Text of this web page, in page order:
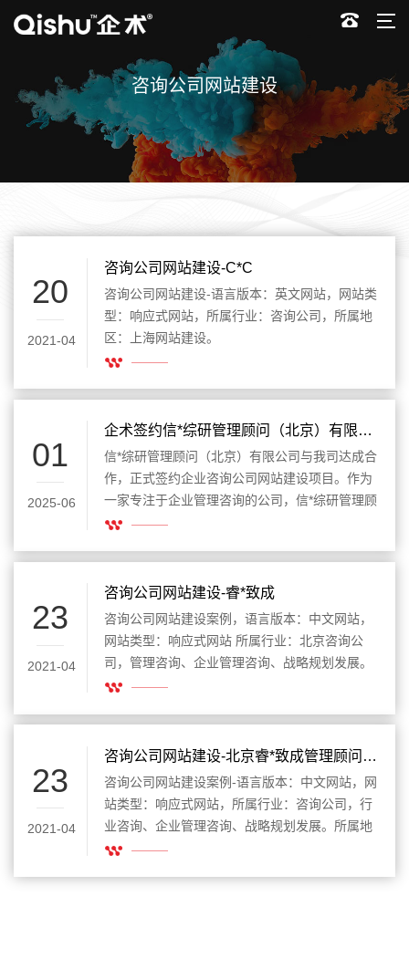
咨询公司网站建设
20
2021-04
咨询公司网站建设-C*C
咨询公司网站建设-语言版本：英文网站，网站类
型：响应式网站，所属行业：咨询公司，所属地
区：上海网站建设。
01
2025-06
企术签约信*综研管理顾问（北京）有限公司，共同开启网站建设新篇章
信*综研管理顾问（北京）有限公司与我司达成合
作，正式签约企业咨询公司网站建设项目。作为
一家专注于企业管理咨询的公司，信*综研管理顾
问（北京）有限公司希望通过此次网站建设项
市场竞争力，拓展客户渠道。
23
2021-04
咨询公司网站建设-睿*致成
咨询公司网站建设案例，语言版本：中文网站，
网站类型：响应式网站 所属行业：北京咨询公
司，管理咨询、企业管理咨询、战略规划发展。
所属地区：北京网站建设。
23
2021-04
咨询公司网站建设-北京睿*致成管理顾问有限公司
咨询公司网站建设案例-语言版本：中文网站，网
站类型：响应式网站，所属行业：咨询公司，行
业咨询、企业管理咨询、战略规划发展。所属地
区：北京网站建设。